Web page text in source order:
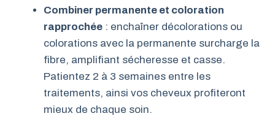
Combiner permanente et coloration
rapprochée : enchaîner décolorations ou
colorations avec la permanente surcharge la
fibre, amplifiant sécheresse et casse.
Patientez 2 à 3 semaines entre les
traitements, ainsi vos cheveux profiteront
mieux de chaque soin.